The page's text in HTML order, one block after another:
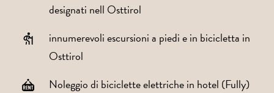
designati nell Osttirol
innumerevoli escursioni a piedi e in bicicletta in
Osttirol
Noleggio di biciclette elettriche in hotel (Fully)